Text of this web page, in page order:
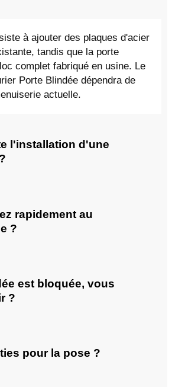
à ajouter des plaques d'acier
tandis que la porte
complet fabriqué en usine. Le
Porte Blindée dépendra de
actuelle.
l'installation d'une
rapidement au
?
est bloquée, vous
?
pour la pose ?